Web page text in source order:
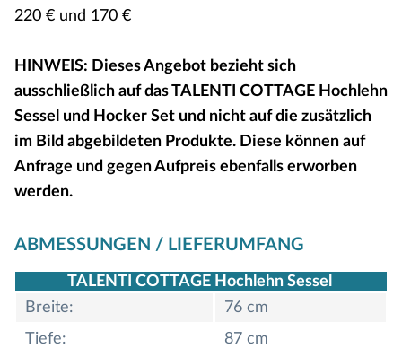
220 € und 170 €
HINWEIS: Dieses Angebot bezieht sich
ausschließlich auf das TALENTI COTTAGE Hochlehn
Sessel und Hocker Set und nicht auf die zusätzlich
im Bild abgebildeten Produkte. Diese können auf
Anfrage und gegen Aufpreis ebenfalls erworben
werden.
ABMESSUNGEN / LIEFERUMFANG
TALENTI COTTAGE Hochlehn Sessel
Breite:
76 cm
Tiefe:
87 cm